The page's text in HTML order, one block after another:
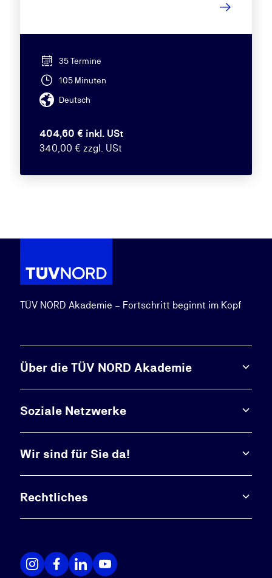
35 Termine
105 Minuten
Deutsch
404,60 € inkl. USt
340,00 € zzgl. USt
TÜV NORD Akademie – Fortschritt beginnt im Kopf
Über die TÜV NORD Akademie
Soziale Netzwerke
Wir sind für Sie da!
Rechtliches